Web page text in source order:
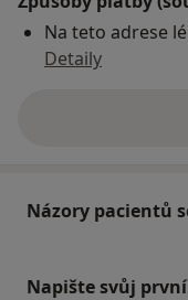
Na teto adrese
Detaily
Názory pacientů
Napište svůj